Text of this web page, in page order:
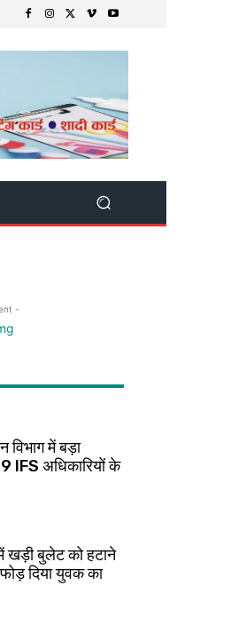
-
विभाग में बड़ा
IFS अधिकारियों के
खड़ी बुलेट को हटाने
फोड़ दिया युवक का